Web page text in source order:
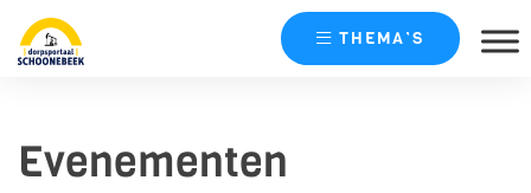
content
THEMA’S
Evenementen